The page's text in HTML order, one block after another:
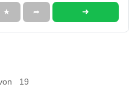
★ ➦ ➜
19